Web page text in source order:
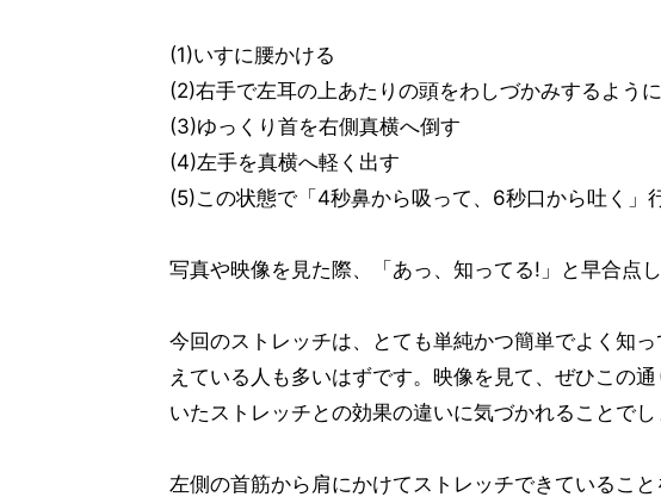
(1)いすに腰かける
(2)右手で左耳の上あたりの頭をわしづかみするよう
(3)ゆっくり首を右側真横へ倒す
(4)左手を真横へ軽く出す
(5)この状態で「4秒鼻から吸って、6秒口から吐く」
写真や映像を見た際、「あっ、知ってる!」と早合点
今回のストレッチは、とても単純かつ簡単でよく知
えている人も多いはずです。映像を見て、ぜひこの
いたストレッチとの効果の違いに気づかれることでし
左側の首筋から肩にかけてストレッチできているこ